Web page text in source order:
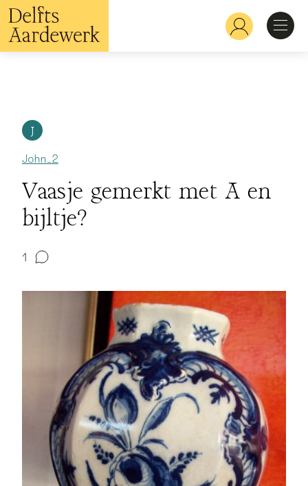
Skip
to
main
content
Hoofdnavigatie
Recognize
Explore
Learn
J
John_2
Vaasje gemerkt met A en
bijltje?
1